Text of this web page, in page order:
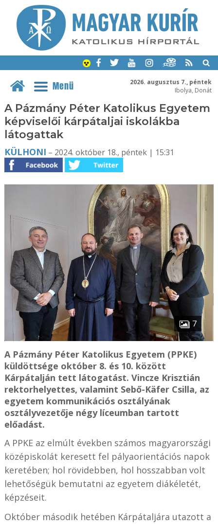
2026. augusztus 7., péntek
Ibolya, Donát
Menü
A Pázmány Péter Katolikus Egyetem
képviselői kárpátaljai iskolákba
látogattak
KÜLHONI – 2024. október 18., péntek | 15:31
7
A Pázmány Péter Katolikus Egyetem (PPKE)
küldöttsége október 8. és 10. között
Kárpátalján tett látogatást. Vincze Krisztián
rektorhelyettes, valamint Sebő-Käfer Csilla, az
egyetem kommunikációs osztályának
osztályvezetője négy líceumban tartott
előadást.
A PPKE az elmúlt években számos magyarországi
középiskolát keresett fel pályaorientációs napok
keretében; hol rövidebben, hol hosszabban volt
lehetőségük bemutatni az egyetem diákéletét,
képzéseit.
Október második hetében Kárpátaljára utazott a